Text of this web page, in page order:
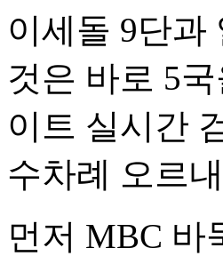
이세돌 9단과
것은 바로 5
이트 실시간
수차례 오르
먼저 MBC 바